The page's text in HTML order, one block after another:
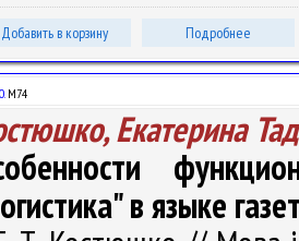
Добавить в корзину Подробнее
М74
Екатерина
в языке